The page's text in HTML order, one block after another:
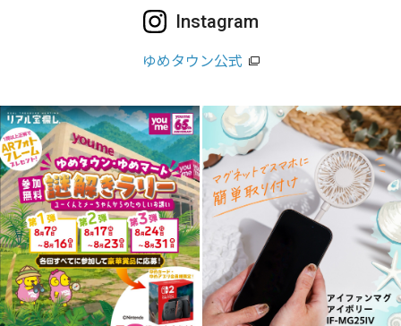
Instagram
ゆめタウン公式